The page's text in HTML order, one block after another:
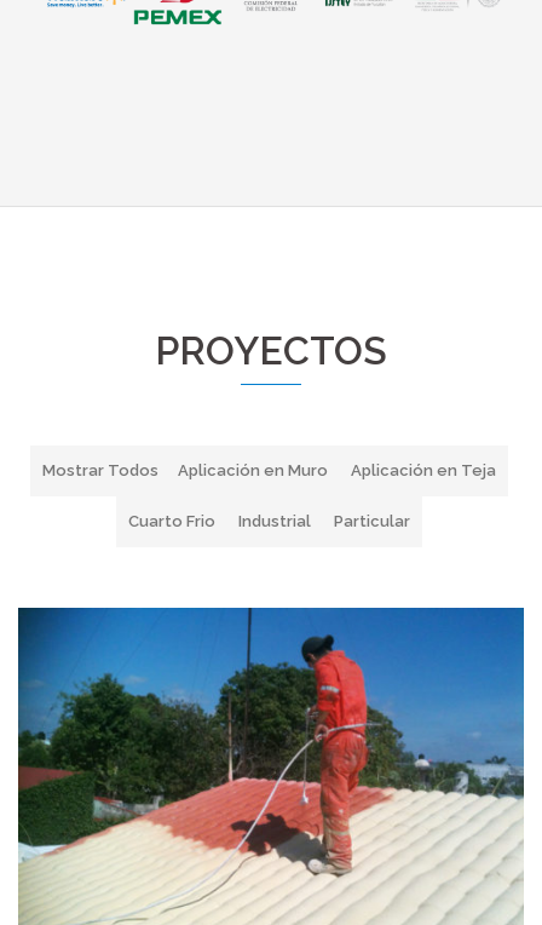
PROYECTOS
Mostrar Todos Aplicación en Muro Aplicación en Teja
Cuarto Frio Industrial Particular